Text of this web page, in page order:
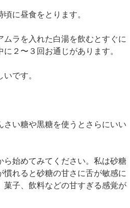
に昼食をとります。
ラを入れた白湯を飲むとすぐに
２〜３回お通じがあります。
です。
い糖や黒糖を使うとさらにいい
始めてみてください。私は砂糖
れると砂糖の甘さに舌が敏感に
菓子、飲料などの甘すぎる感覚が